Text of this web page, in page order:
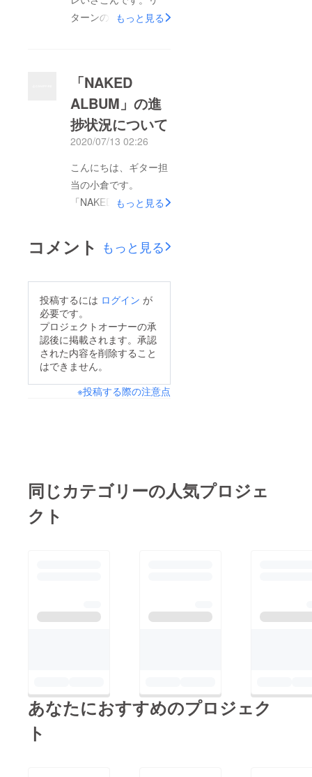
ので、チェックの方よ
ろしくね！ライブをし
何がなんだかよくわか
らなくなってきている
ので、わたしもこの音
源聴いて自分の呼び戻
し、しようかと思いま
す。楽しんでもらえる
といいな。早くみんな
と会いたいよ〜。
ターンのCDとTシャツ
担当いさこん宅にて、
事前に購入しておいた
発送に使うレターパッ
ク400枚弱の5時間に
から始まり、CDが到
着後に即CDをプチプ
チ袋に入れる4時間に
の6時間に及ぶレター
飲まず食わずで怒涛の
勢いで済ませ、昨日発
送を済ませました。ど
うやらこれが今年の、
いさこんの夏の思い出
となりそうです。どう
やらこういう作業が、
いさこんは好きみたい
ンド名ではなく「吉野
ドラムの彼なので安心
慢して下さい！そし
て、このTシャツを着
もっと見る
「NAKED
ALBUM」の進
捗状況について
2020/07/13 02:26
こんにちは、ギター担
当の小倉です。
「NAKED ALBUM」の
し、これからCD制作
は7月中の送付を予定
しておりましたが、少
し遅れており、8月上
旬に皆様のところにお
届けすることとなりま
した。予定より遅延し
ばらくお待ち下さい。
引き続きよろしくお願
もっと見る
コメント もっと見る
投稿するには ログイン が
必要です。
プロジェクトオーナーの承
認後に掲載されます。承認
された内容を削除すること
はできません。
※投稿する際の注意点
同じカテゴリーの人気プロジェ
クト
あなたにおすすめのプロジェク
ト